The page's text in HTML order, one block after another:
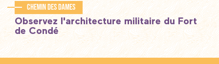
Chemin des Dames
Observez l'architecture militaire du Fort
de Condé